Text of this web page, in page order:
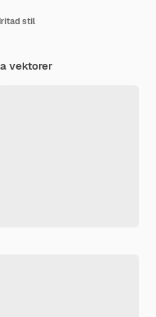
stil
vektorer